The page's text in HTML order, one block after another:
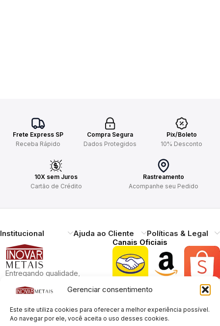
Gerenciar consentimento
Este site utiliza cookies para oferecer a melhor experiência possível.
Ao navegar por ele, você aceita o uso desses cookies.
Frete Express SP
Receba Rápido
Compra Segura
Dados Protegidos
Pix/Boleto
10% Desconto
10X sem Juros
Cartão de Crédito
Rastreamento
Acompanhe seu Pedido
Institucional Ajuda ao Cliente Políticas & Legal
Entregando qualidade,
Atendimento ao
Necessitando de ajuda?
Canais Oficiais
Pague com Segurança